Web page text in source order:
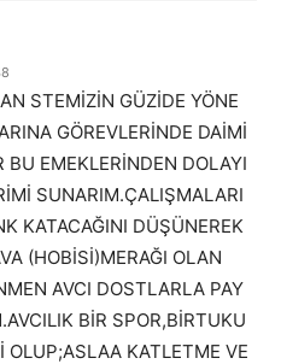
STEMİZİN GÜZİDE YÖNE
GÖREVLERİNDE DAİMİ
BU EMEKLERİNDEN DOLAYI
SUNARIM.ÇALIŞMALARI
KATACAĞINI DÜŞÜNEREK
(HOBİSİ)MERAĞI OLAN
AVCI DOSTLARLA PAY
BİR SPOR,BİRTUKU
OLUP;ASLAA KATLETME VE